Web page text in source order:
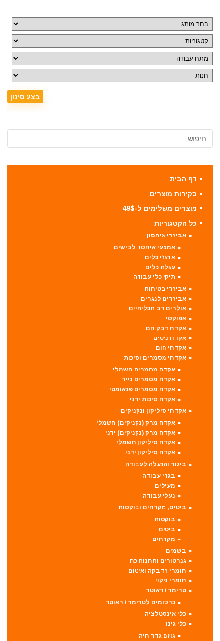
דף הבית
סקירות מוצרים
מוצרים משלימים ל-49$
כל הקטגוריות
אביזרי איחסון
אמצעי איחסון לבישים
ארגזי כלים
עגלת כלים
תיקי כלי עבודה
אביזרי בטיחות
אביזרים לנגרים
אולרים רב תכליתיים
אפוקסי
אקדח דבק חם
אקדח ניטים
אקדחי חום
אקדחי מסמרים וסיכות
אקדח מסמרים חשמלי
אקדח מסמרים נייד
אקדח מסמרים פנאומטי
אקדח סיכות ידני
אקדחי סיליקון ונקניקים
אקדח מרק (נקניקים) חשמלי
אקדח מרק (נקניקים) ידני
אקדח סיליקון חשמלי
אקדח סיליקון ידני
ביגוד והנעלה לעבודה
בגדי עבודה
מעילים
נעלי עבודה
ביטים, מקדחים ובוקסות
בוקסות
ביטים
מקדחים
בשמים
גנרטורים ותחנות כח
חומרי הדבקה ואיטום
חומרי ניקוי
טרימר / ראוטר
כרסומים לטרימר / ראוטר
כלי אינסטלציה
כלי גינון
גוזם גדר חיה